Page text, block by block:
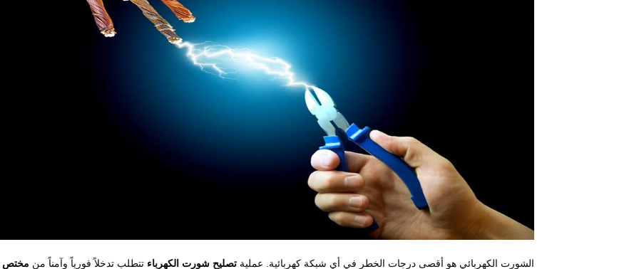
الشورت الكهربائي هو أقصى درجات الخطر في أي شبكة كهربائية. عملية تصليح شورت الكهرباء تتطلب تدخلاً فورياً وآمناً من مختص